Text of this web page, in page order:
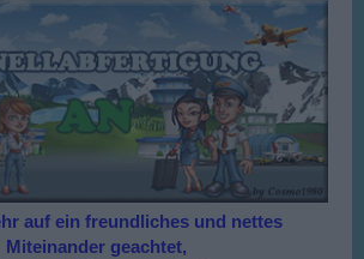
auf ein freundliches und nettes
Miteinander geachtet,